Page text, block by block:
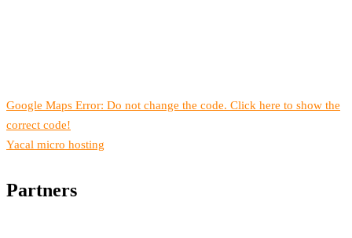
Google Maps Error: Do not change the code. Click here to show the
correct code!
Yacal micro hosting
Partners